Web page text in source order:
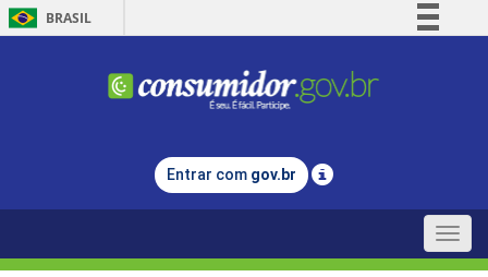
BRASIL
Comunica BR
Legislação
Entrar com gov.br
Toggle